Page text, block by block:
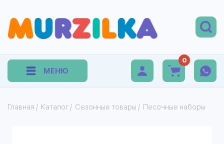
МЕНЮ
0
Главная / Каталог / Сезонные товары / Песочные наборы